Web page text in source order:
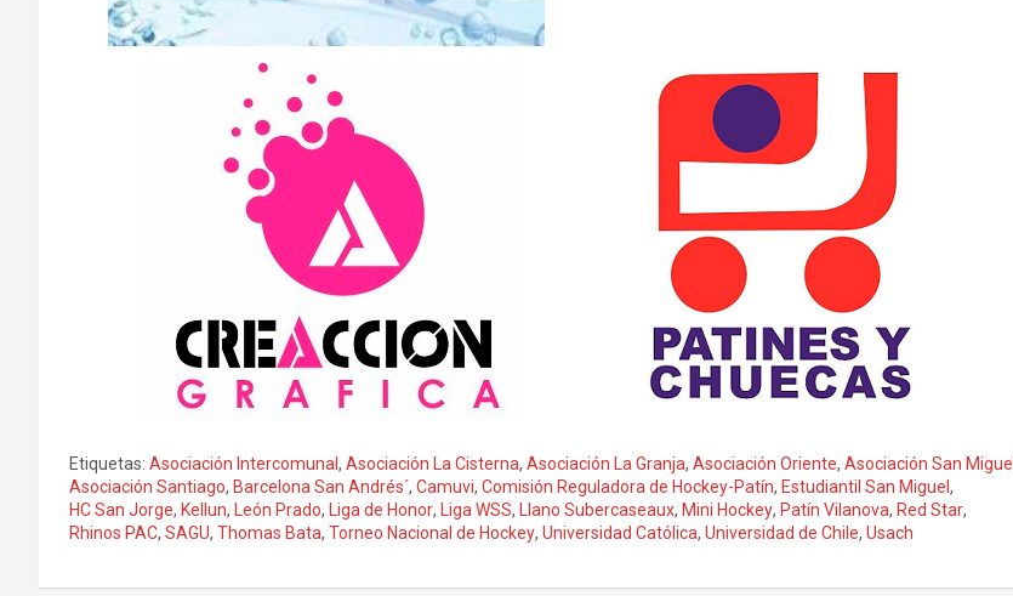
Etiquetas: Asociación Intercomunal , Asociación La Cisterna, Asociación La Granja, Asociación Oriente, Asociación San Miguel
Asociación Santiago, Barcelona San Andrés´, Camuvi, Comisión Reguladora de Hockey-Patín, Estudiantil San Miguel ,
HC San Jorge, Kellun, León Prado, Liga de Honor, Liga WSS, Llano Subercaseaux, Mini Hockey, Patín Vilanova, Red Star,
Rhinos PAC, SAGU, Thomas Bata, Torneo Nacional de Hockey, Universidad Católica, Universidad de Chile, Usach